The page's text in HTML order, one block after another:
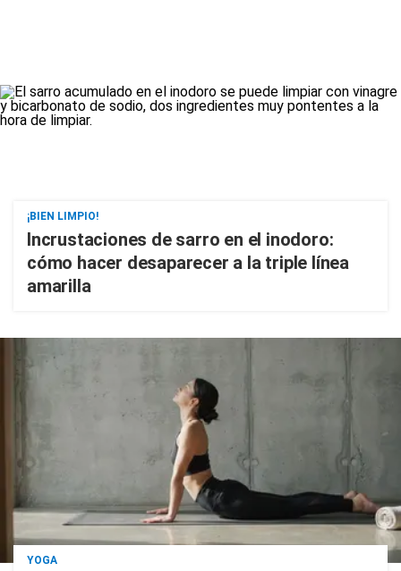
¡BIEN LIMPIO!
Incrustaciones de sarro en el inodoro:
cómo hacer desaparecer a la triple línea
amarilla
YOGA